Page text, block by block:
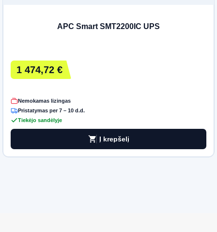
APC Smart SMT2200IC UPS
1 474,72 €
Nemokamas lizingas
Pristatymas per 7 – 10 d.d.
Tiekėjo sandėlyje
shopping_cart Į krepšelį